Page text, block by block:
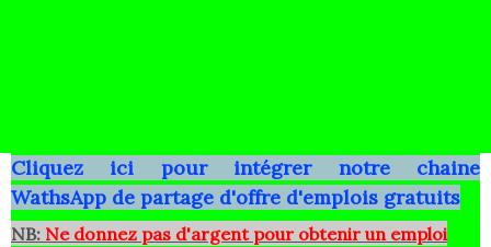
Cliquez ici pour intégrer notre chaine
WathsApp de partage d'offre d'emplois gratuits
NB: Ne donnez pas d'argent pour obtenir un emploi